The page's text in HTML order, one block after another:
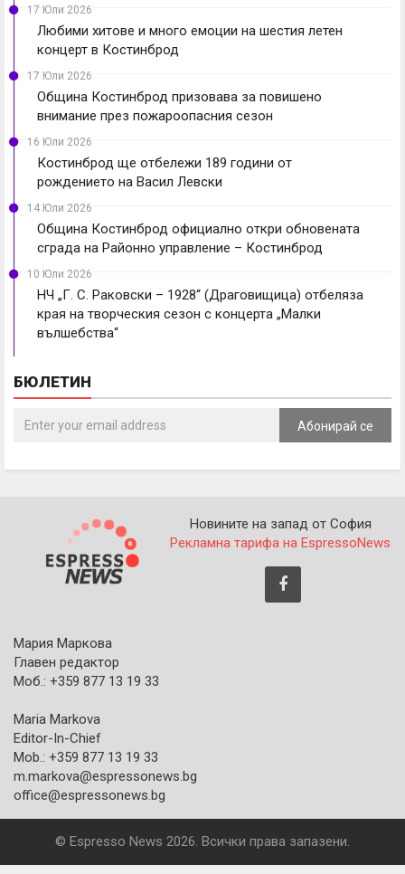
17 Юли 2026
Любими хитове и много емоции на шестия летен
концерт в Костинброд
17 Юли 2026
Община Костинброд призовава за повишено
внимание през пожароопасния сезон
16 Юли 2026
Костинброд ще отбележи 189 години от
рождението на Васил Левски
14 Юли 2026
Община Костинброд официално откри обновената
сграда на Районно управление – Костинброд
10 Юли 2026
НЧ „Г. С. Раковски – 1928“ (Драговищица) отбеляза
края на творческия сезон с концерта „Малки
вълшебства“
БЮЛЕТИН
Абонирай се
Новините на запад от София
Рекламна тарифа на EspressoNews
Мария Маркова
Главен редактор
Моб.: +359 877 13 19 33
Maria Markova
Editor-In-Chief
Mob.: +359 877 13 19 33
m.markova@espressonews.bg
office@espressonews.bg
© Espresso News 2026. Всички права запазени.